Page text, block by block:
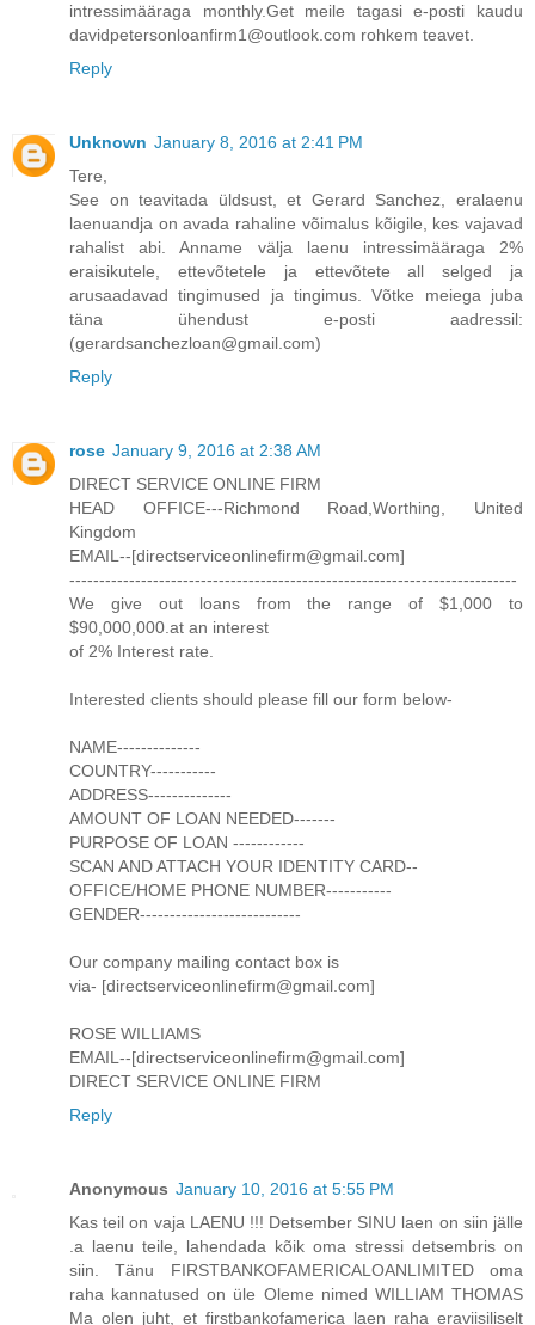
intressimääraga monthly.Get meile tagasi e-posti kaudu
davidpetersonloanfirm1@outlook.com rohkem teavet.
Reply
Unknown January 8, 2016 at 2:41 PM
Tere,
See on teavitada üldsust, et Gerard Sanchez, eralaenu
laenuandja on avada rahaline võimalus kõigile, kes vajavad
rahalist abi. Anname välja laenu intressimääraga 2%
eraisikutele, ettevõtetele ja ettevõtete all selged ja
arusaadavad tingimused ja tingimus. Võtke meiega juba
täna ühendust e-posti aadressil:
(gerardsanchezloan@gmail.com)
Reply
rose January 9, 2016 at 2:38 AM
DIRECT SERVICE ONLINE FIRM
HEAD OFFICE---Richmond Road,Worthing, United
Kingdom
EMAIL--[directserviceonlinefirm@gmail.com]
---------------------------------------------------------------------------
We give out loans from the range of $1,000 to
$90,000,000.at an interest
of 2% Interest rate.
Interested clients should please fill our form below-
NAME--------------
COUNTRY-----------
ADDRESS--------------
AMOUNT OF LOAN NEEDED-------
PURPOSE OF LOAN ------------
SCAN AND ATTACH YOUR IDENTITY CARD--
OFFICE/HOME PHONE NUMBER-----------
GENDER---------------------------
Our company mailing contact box is
via- [directserviceonlinefirm@gmail.com]
ROSE WILLIAMS
EMAIL--[directserviceonlinefirm@gmail.com]
DIRECT SERVICE ONLINE FIRM
Reply
Anonymous January 10, 2016 at 5:55 PM
Kas teil on vaja LAENU !!! Detsember SINU laen on siin jälle
.a laenu teile, lahendada kõik oma stressi detsembris on
siin. Tänu FIRSTBANKOFAMERICALOANLIMITED oma
raha kannatused on üle Oleme nimed WILLIAM THOMAS
Ma olen juht, et firstbankofamerica laen raha eraviisiliselt